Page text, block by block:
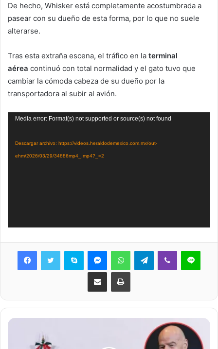
De hecho, Whisker está completamente acostumbrada a
pasear con su dueño de esta forma, por lo que no suele
alterarse.
Tras esta extraña escena, el tráfico en la terminal
aérea continuó con total normalidad y el gato tuvo que
cambiar la cómoda cabeza de su dueño por la
transportadora al subir al avión.
Reproductor
vídeo
Media error: Format(s) not supported or source(s) not found
Descargar archivo: https://videos.heraldodemexico.com.mx/out-
ehm/2026/03/29/34886mp4_.mp4?_=2
Skype MessengerWhatsAppTelegramViber Line
Share via Email Print